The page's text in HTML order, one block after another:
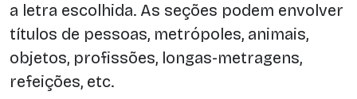
a letra escolhida. As seções podem envolver
títulos de pessoas, metrópoles, animais,
objetos, profissões, longas-metragens,
refeições, etc.